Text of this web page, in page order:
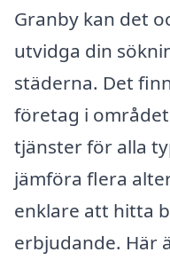
Granby kan det
utvidga din
städerna. Det
företag i
tjänster för alla
jämföra flera
enklare att hitta
erbjudande. Här